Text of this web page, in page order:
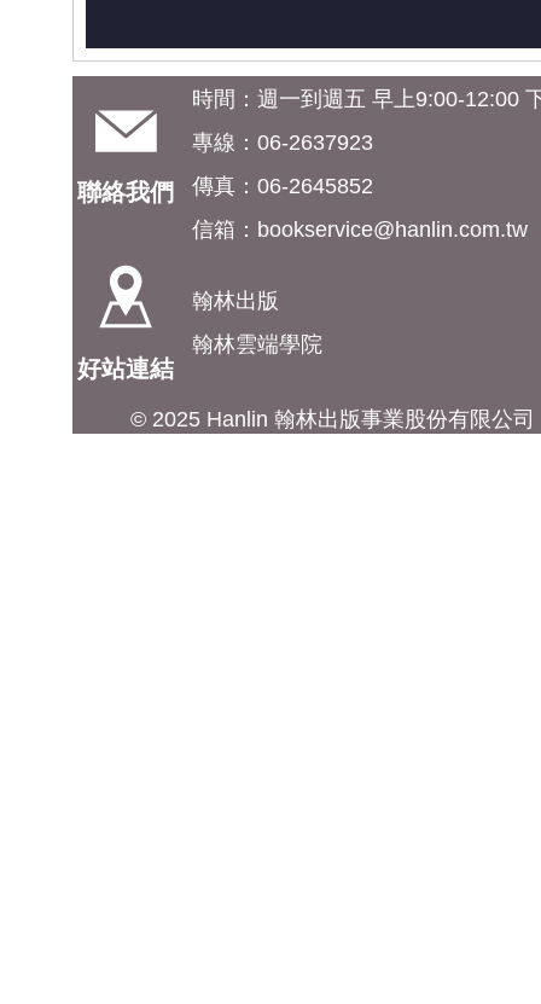
聯絡我們
時間：週一到週五 早上9:00-12:00
專線：06-2637923
傳真：06-2645852
信箱： bookservice@hanlin.com.tw
好站連結
翰林出版
翰林雲端學院
© 2025 Hanlin 翰林出版事業股份有限公司